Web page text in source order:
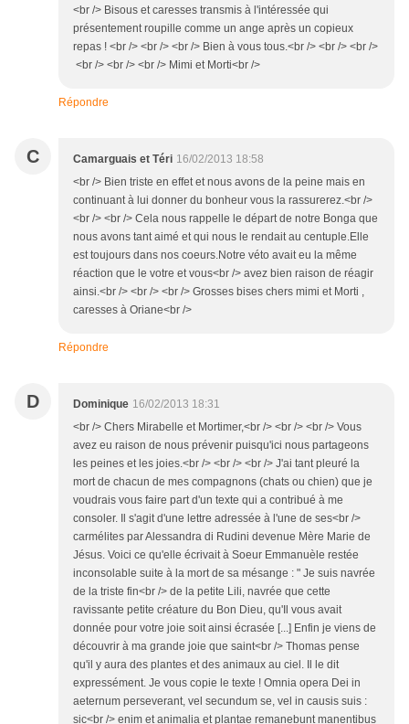
<br /> Bisous et caresses transmis à l'intéressée qui
présentement roupille comme un ange après un copieux
repas ! <br /> <br /> <br /> Bien à vous tous.<br /> <br /> <br />
<br /> <br /> <br /> Mimi et Morti<br />
Répondre
C Camarguais et Téri 16/02/2013 18:58
<br /> Bien triste en effet et nous avons de la peine mais en
continuant à lui donner du bonheur vous la rassurerez.<br />
<br /> <br /> Cela nous rappelle le départ de notre Bonga que
nous avons tant aimé et qui nous le rendait au centuple.Elle
est toujours dans nos coeurs.Notre véto avait eu la même
réaction que le votre et vous<br /> avez bien raison de réagir
ainsi.<br /> <br /> <br /> Grosses bises chers mimi et Morti ,
caresses à Oriane<br />
Répondre
D Dominique 16/02/2013 18:31
<br /> Chers Mirabelle et Mortimer,<br /> <br /> <br /> Vous
avez eu raison de nous prévenir puisqu'ici nous partageons
les peines et les joies.<br /> <br /> <br /> J'ai tant pleuré la
mort de chacun de mes compagnons (chats ou chien) que je
voudrais vous faire part d'un texte qui a contribué à me
consoler. Il s'agit d'une lettre adressée à l'une de ses<br />
carmélites par Alessandra di Rudini devenue Mère Marie de
Jésus. Voici ce qu'elle écrivait à Soeur Emmanuèle restée
inconsolable suite à la mort de sa mésange : " Je suis navrée
de la triste fin<br /> de la petite Lili, navrée que cette
ravissante petite créature du Bon Dieu, qu'Il vous avait
donnée pour votre joie soit ainsi écrasée [...] Enfin je viens de
découvrir à ma grande joie que saint<br /> Thomas pense
qu'il y aura des plantes et des animaux au ciel. Il le dit
expressément. Je vous copie le texte ! Omnia opera Dei in
aeternum perseverant, vel secundum se, vel in causis suis :
sic<br /> enim et animalia et plantae remanebunt manentibus